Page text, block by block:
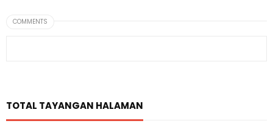
COMMENTS
TOTAL TAYANGAN HALAMAN